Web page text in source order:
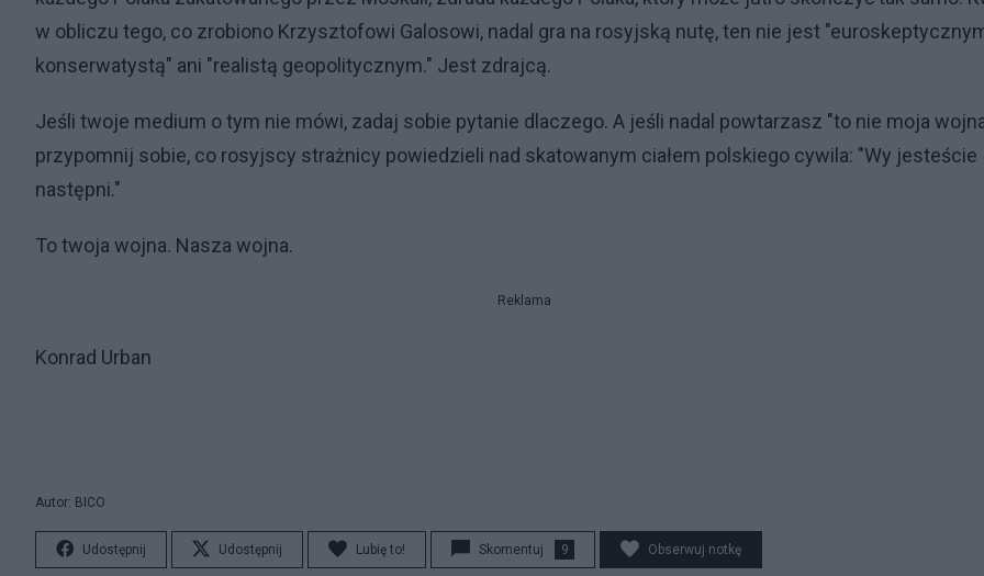
w obliczu tego, co zrobiono Krzysztofowi Galosowi, nadal gra na rosyjską nutę, ten nie jest
konserwatystą" ani "realistą geopolitycznym." Jest zdrajcą.
Jeśli twoje medium o tym nie mówi, zadaj sobie pytanie dlaczego. A jeśli nadal powtarzasz "to nie moja
przypomnij sobie, co rosyjscy strażnicy powiedzieli nad skatowanym ciałem polskiego cywila: "Wy jesteście
następni."
To twoja wojna. Nasza wojna.
Reklama
Konrad Urban
Autor: BICO
Udostępnij Udostępnij Lubię to! Skomentuj 9 Obserwuj notkę